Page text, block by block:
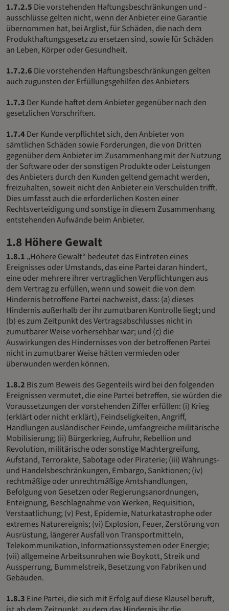
1.7.2.5 Die vorstehenden Haftungsbeschränkungen und -
ausschlüsse gelten nicht, wenn der Anbieter eine Garantie
übernommen hat, bei Arglist, für Schäden, die nach dem
Produkthaftungsgesetz zu ersetzen sind, sowie für Schäden
an Leben, Körper oder Gesundheit.
1.7.2.6 Die vorstehenden Haftungsbeschränkungen gelten
auch zugunsten der Erfüllungsgehilfen des Anbieters
1.7.3 Der Kunde haftet dem Anbieter gegenüber nach den
gesetzlichen Vorschriften.
1.7.4 Der Kunde verpflichtet sich, den Anbieter von
sämtlichen Schäden sowie Forderungen, die von Dritten
gegenüber dem Anbieter im Zusammenhang mit der Nutzung
der Software oder der sonstigen Produkte oder Leistungen
des Anbieters durch den Kunden geltend gemacht werden,
freizuhalten, soweit nicht den Anbieter ein Verschulden trifft.
Dies umfasst auch die erforderlichen Kosten einer
Rechtsverteidigung und sonstige in diesem Zusammenhang
entstehenden Aufwände beim Anbieter.
1.8 Höhere Gewalt
1.8.1 „Höhere Gewalt“ bedeutet das Eintreten eines
Ereignisses oder Umstands, das eine Partei daran hindert,
eine oder mehrere ihrer vertraglichen Verpflichtungen aus
dem Vertrag zu erfüllen, wenn und soweit die von dem
Hindernis betroffene Partei nachweist, dass: (a) dieses
Hindernis außerhalb der ihr zumutbaren Kontrolle liegt; und
(b) es zum Zeitpunkt des Vertragsabschlusses nicht in
zumutbarer Weise vorhersehbar war; und (c) die
Auswirkungen des Hindernisses von der betroffenen Partei
nicht in zumutbarer Weise hätten vermieden oder
überwunden werden können.
1.8.2 Bis zum Beweis des Gegenteils wird bei den folgenden
Ereignissen vermutet, die eine Partei betreffen, sie würden die
Voraussetzungen der vorstehenden Ziffer erfüllen: (i) Krieg
(erklärt oder nicht erklärt), Feindseligkeiten, Angriff,
Handlungen ausländischer Feinde, umfangreiche militärische
Mobilisierung; (ii) Bürgerkrieg, Aufruhr, Rebellion und
Revolution, militärische oder sonstige Machtergreifung,
Aufstand, Terrorakte, Sabotage oder Piraterie; (iii) Währungs-
und Handelsbeschränkungen, Embargo, Sanktionen; (iv)
rechtmäßige oder unrechtmäßige Amtshandlungen,
Befolgung von Gesetzen oder Regierungsanordnungen,
Enteignung, Beschlagnahme von Werken, Requisition,
Verstaatlichung; (v) Pest, Epidemie, Naturkatastrophe oder
extremes Naturereignis; (vi) Explosion, Feuer, Zerstörung von
Ausrüstung, längerer Ausfall von Transportmitteln,
Telekommunikation, Informationssystemen oder Energie;
(vii) allgemeine Arbeitsunruhen wie Boykott, Streik und
Aussperrung, Bummelstreik, Besetzung von Fabriken und
Gebäuden.
1.8.3 Eine Partei, die sich mit Erfolg auf diese Klausel beruft,